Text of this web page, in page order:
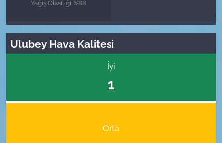
Yağış Olasılığı: %88
Ulubey Hava Kalitesi
İyi
1
Orta